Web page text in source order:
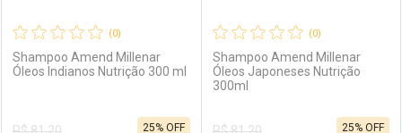
(0)
Shampoo Amend Millenar
Óleos Indianos Nutrição 300 ml
R$ 81,20
25% OFF
(0)
Shampoo Amend Millenar
Óleos Japoneses Nutrição
300ml
R$ 81,20
25% OFF